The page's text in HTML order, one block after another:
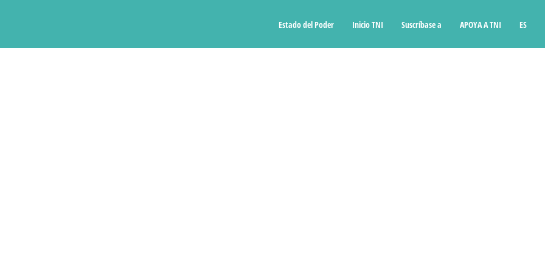
Estado del Poder Inicio TNI Suscríbase a APOYA A TNI ES